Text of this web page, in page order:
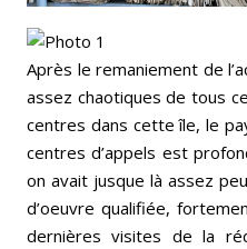
Après le remaniement de
assez chaotiques de tous
centres dans cette île, le
centres d’appels est
on avait jusque là assez
d’oeuvre qualifiée,
dernières visites de la